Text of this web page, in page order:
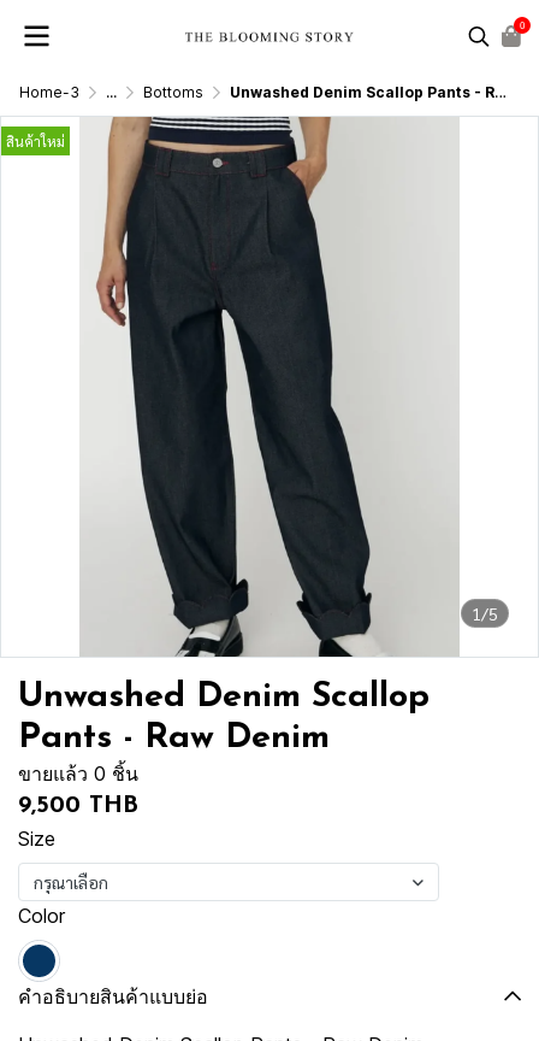
0
Home-3 ... Bottoms Unwashed Denim Scallop Pants - Raw Denim
1/5
สินค้าใหม่
Unwashed Denim Scallop
Pants - Raw Denim
ขายแล้ว 0 ชิ้น
9,500 THB
Size
กรุณาเลือก
Color
คำอธิบายสินค้าแบบย่อ